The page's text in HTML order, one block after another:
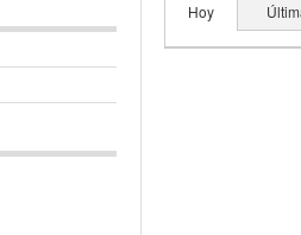
Hoy